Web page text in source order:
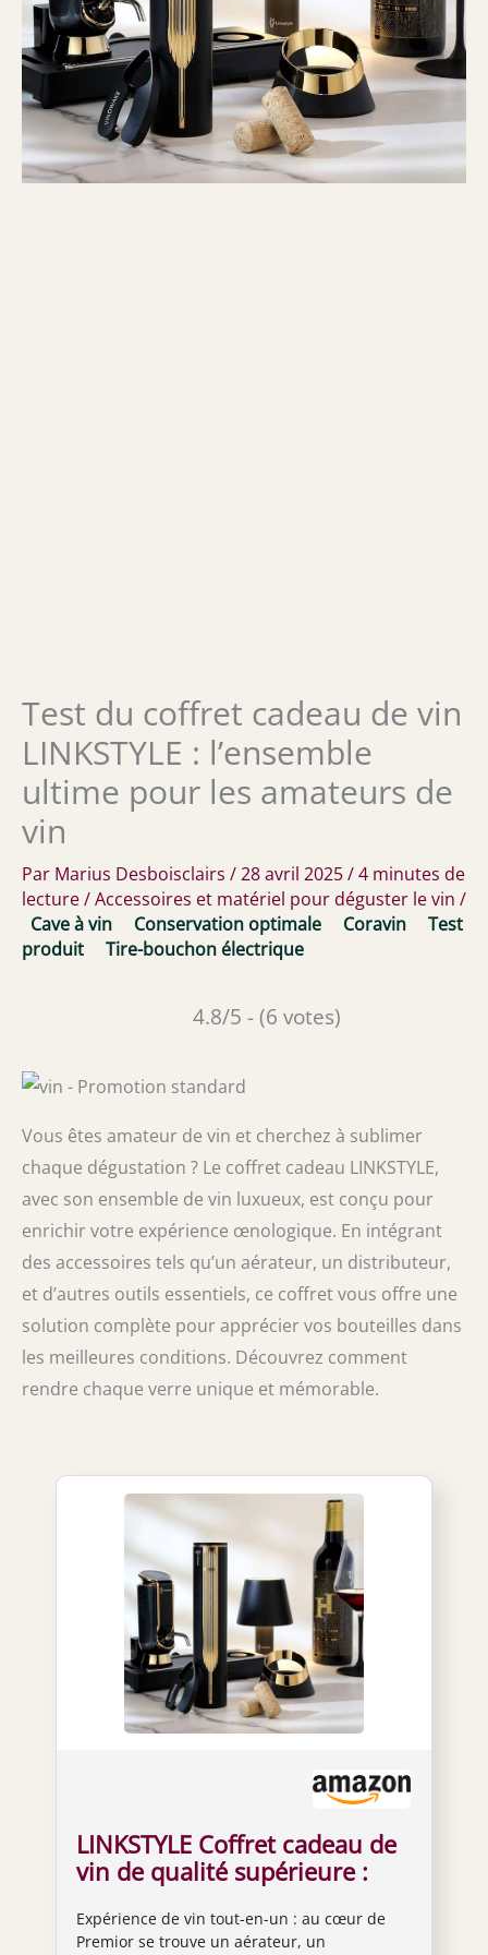
Test du coffret cadeau de vin
LINKSTYLE : l’ensemble
ultime pour les amateurs de
vin
Par Marius Desboisclairs /28 avril 2025/4 minutes de
lecture/Accessoires et matériel pour déguster le vin /
Cave à vin
Conservation optimale Coravin
Test
produit
Tire-bouchon électrique
4.8/5 - (6 votes)
Vous êtes amateur de vin et cherchez à sublimer
chaque dégustation ? Le coffret cadeau LINKSTYLE,
avec son ensemble de vin luxueux, est conçu pour
enrichir votre expérience œnologique. En intégrant
des accessoires tels qu’un aérateur, un distributeur,
et d’autres outils essentiels, ce coffret vous offre une
solution complète pour apprécier vos bouteilles dans
les meilleures conditions. Découvrez comment
rendre chaque verre unique et mémorable.
LINKSTYLE Coffret cadeau de
vin de qualité supérieure :
pour une expérience de vin
Expérience de vin tout-en-un : au cœur de
Premior se trouve un aérateur, un